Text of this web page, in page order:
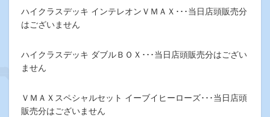
ハイクラスデッキ インテレオンＶＭＡＸ･･･当日店頭販売分
はございません
ハイクラスデッキ ダブルＢＯＸ･･･当日店頭販売分はござい
ません
ＶＭＡＸスペシャルセット イーブイヒーローズ･･･当日店頭
販売分はございません